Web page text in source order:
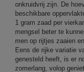
onkruidvrij zijn. De
beschikbare
1 gram zaad per
mengsel beter te
men op rijtjes zaaien
Eens de rijke variatie
genesteld heeft, is er
zomerlang, volop